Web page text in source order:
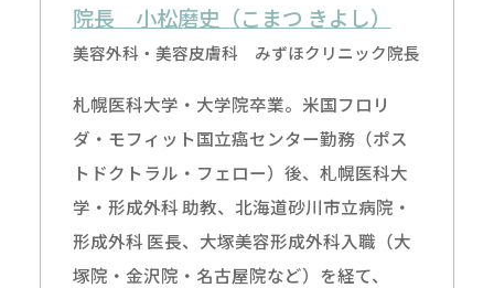
院長 小松磨史（こまつ きよし）
美容外科・美容皮膚科 みずほクリニック院長
札幌医科大学・大学院卒業。米国フロリ
ダ・モフィット国立癌センター勤務（ポス
トドクトラル・フェロー）後、札幌医科大
学・形成外科 助教、北海道砂川市立病院・
形成外科 医長、大塚美容形成外科入職（大
塚院・金沢院・名古屋院など）を経て、